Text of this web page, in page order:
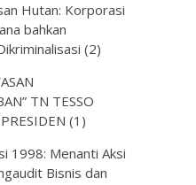
Hutan: Korporasi
bahkan
(2)
TN TESSO
(1)
1998: Menanti Aksi
Bisnis dan